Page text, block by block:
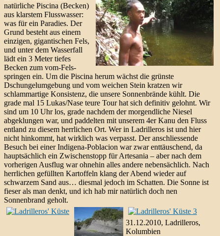
natürliche Piscina (Becken)
aus klarstem Flusswasser:
was für ein Paradies. Der
Grund besteht aus einem
einzigen, gigantischen Fels,
und unter dem Wasserfall
lädt ein 3 Meter tiefes
Becken zum vom-Fels-
springen ein. Um die Piscina herum wächst die grünste
Dschungelumgebung und vom weichen Stein kratzen wir
schlammartige Konsistenz, die unsere Sonnenbrände kühlt. Die
grade mal 15 Lukas/Nase teure Tour hat sich definitiv gelohnt. Wir
sind um 10 Uhr los, grade nachdem der morgendliche Niesel
abgeklungen war, und paddelten mit unserem 4er Kanu den Fluss
entland zu diesem herrlichen Ort. Wer in Ladrilleros ist und hier
nicht hinkommt, hat wirklich was verpasst. Der anschliessende
Besuch bei einer Indigena-Poblacion war zwar enttäuschend, da
hauptsächlich ein Zwischenstopp für Artesania – aber nach dem
vorherigen Ausflug war ohnehin alles andere nebensächlich. Nach
herrlichen gefüllten Kartoffeln klang der Abend wieder auf
schwarzem Sand aus… diesmal jedoch im Schatten. Die Sonne ist
fieser als man denkt, und ich hab mir natürlich doch nen
Sonnenbrand geholt.
31.12.2010, Ladrilleros,
Kolumbien